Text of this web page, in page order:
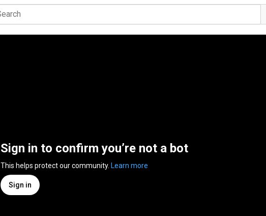
Sign in to confirm you’re not a bot
This helps protect our community. Learn more
Sign in